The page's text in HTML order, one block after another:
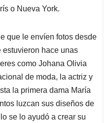
o Nueva York.
que le envíen fotos desde
estuvieron hace unas
como Johana Olivia
de moda, la actriz y
la primera dama María
luzcan sus diseños de
se lo ayudó a crear su